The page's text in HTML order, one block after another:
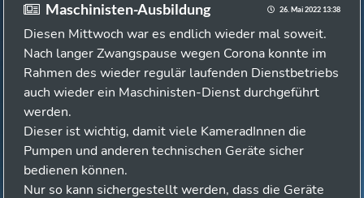
Maschinisten-Ausbildung 26. Mai 2022 13:38
Diesen Mittwoch war es endlich wieder mal soweit.
Nach langer Zwangspause wegen Corona konnte im
Rahmen des wieder regulär laufenden Dienstbetriebs
auch wieder ein Maschinisten-Dienst durchgeführt
werden.
Dieser ist wichtig, damit viele KameradInnen die
Pumpen und anderen technischen Geräte sicher
bedienen können.
Nur so kann sichergestellt werden, dass die Geräte